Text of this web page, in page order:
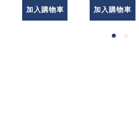
電器 製冷無
線充電器
加入購物車 加入購物車